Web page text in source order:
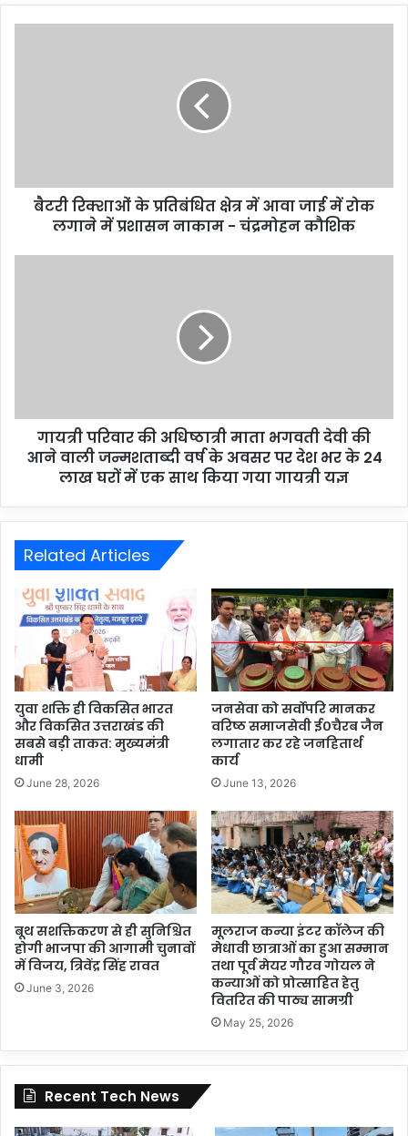
बैटरी रिक्शाओं के प्रतिबंधित क्षेत्र में आवा जाई में रोक
लगाने में प्रशासन नाकाम - चंद्रमोहन कौशिक
गायत्री परिवार की अधिष्ठात्री माता भगवती देवी की
आने वाली जन्मशताब्दी वर्ष के अवसर पर देश भर के 24
लाख घरों में एक साथ किया गया गायत्री यज्ञ
Related Articles
युवा शक्ति ही विकसित भारत
और विकसित उत्तराखंड की
सबसे बड़ी ताकत: मुख्यमंत्री
धामी
June 28, 2026
जनसेवा को सर्वोपरि मानकर
वरिष्ठ समाजसेवी ई०चैरब जैन
लगातार कर रहे जनहितार्थ
कार्य
June 13, 2026
बूथ सशक्तिकरण से ही सुनिश्चित
होगी भाजपा की आगामी चुनावों
में विजय, त्रिवेंद्र सिंह रावत
June 3, 2026
मूलराज कन्या इंटर कॉलेज की
मेधावी छात्राओं का हुआ सम्मान
तथा पूर्व मेयर गौरव गोयल ने
कन्याओं को प्रोत्साहित हेतु
वितरित की पाठ्य सामग्री
May 25, 2026
Recent Tech News